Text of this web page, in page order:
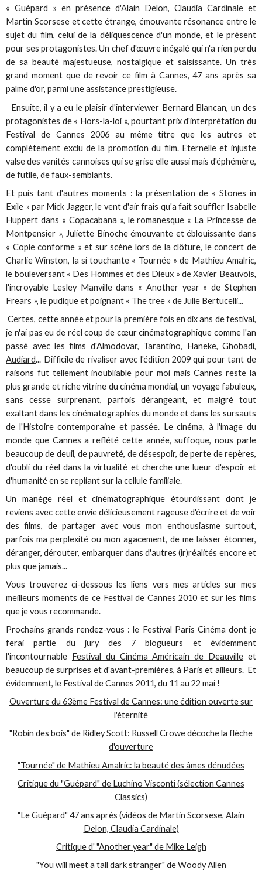
« Guépard » en présence d'Alain Delon, Claudia Cardinale et
Martin Scorsese et cette étrange, émouvante résonance entre le
sujet du film, celui de la déliquescence d'un monde, et le présent
pour ses protagonistes. Un chef d'œuvre inégalé qui n'a rien perdu
de sa beauté majestueuse, nostalgique et saisissante. Un très
grand moment que de revoir ce film à Cannes, 47 ans après sa
palme d'or, parmi une assistance prestigieuse.
Ensuite, il y a eu le plaisir d'interviewer Bernard Blancan, un des
protagonistes de « Hors-la-loi », pourtant prix d'interprétation du
Festival de Cannes 2006 au même titre que les autres et
complètement exclu de la promotion du film. Eternelle et injuste
valse des vanités cannoises qui se grise elle aussi mais d'éphémère,
de futile, de faux-semblants.
Et puis tant d'autres moments : la présentation de « Stones in
Exile » par Mick Jagger, le vent d'air frais qu'a fait souffler Isabelle
Huppert dans « Copacabana », le romanesque « La Princesse de
Montpensier », Juliette Binoche émouvante et éblouissante dans
« Copie conforme » et sur scène lors de la clôture, le concert de
Charlie Winston, la si touchante « Tournée » de Mathieu Amalric,
le bouleversant « Des Hommes et des Dieux » de Xavier Beauvois,
l'incroyable Lesley Manville dans « Another year » de Stephen
Frears », le pudique et poignant « The tree » de Julie Bertucelli...
Certes, cette année et pour la première fois en dix ans de festival,
je n'ai pas eu de réel coup de cœur cinématographique comme l'an
passé avec les films d'Almodovar, Tarantino, Haneke, Ghobadi,
Audiard... Difficile de rivaliser avec l'édition 2009 qui pour tant de
raisons fut tellement inoubliable pour moi mais Cannes reste la
plus grande et riche vitrine du cinéma mondial, un voyage fabuleux,
sans cesse surprenant, parfois dérangeant, et malgré tout
exaltant dans les cinématographies du monde et dans les sursauts
de l'Histoire contemporaine et passée. Le cinéma, à l'image du
monde que Cannes a reflété cette année, suffoque, nous parle
beaucoup de deuil, de pauvreté, de désespoir, de perte de repères,
d'oubli du réel dans la virtualité et cherche une lueur d'espoir et
d'humanité en se repliant sur la cellule familiale.
Un manège réel et cinématographique étourdissant dont je
reviens avec cette envie délicieusement rageuse d'écrire et de voir
des films, de partager avec vous mon enthousiasme surtout,
parfois ma perplexité ou mon agacement, de me laisser étonner,
déranger, dérouter, embarquer dans d'autres (ir)réalités encore et
plus que jamais...
Vous trouverez ci-dessous les liens vers mes articles sur mes
meilleurs moments de ce Festival de Cannes 2010 et sur les films
que je vous recommande.
Prochains grands rendez-vous : le Festival Paris Cinéma dont je
ferai partie du jury des 7 blogueurs et évidemment
l'incontournable Festival du Cinéma Américain de Deauville et
beaucoup de surprises et d'avant-premières, à Paris et ailleurs. Et
évidemment, le Festival de Cannes 2011, du 11 au 22 mai !
Ouverture du 63ème Festival de Cannes: une édition ouverte sur
l'éternité
"Robin des bois" de Ridley Scott: Russell Crowe décoche la flèche
d'ouverture
"Tournée" de Mathieu Amalric: la beauté des âmes dénudées
Critique du "Guépard" de Luchino Visconti (sélection Cannes
Classics)
"Le Guépard" 47 ans après (vidéos de Martin Scorsese, Alain
Delon, Claudia Cardinale)
Critique d' "Another year" de Mike Leigh
"You will meet a tall dark stranger" de Woody Allen